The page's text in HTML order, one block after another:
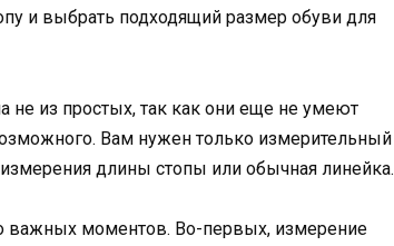
и выбрать подходящий размер обуви для
из простых, так как они еще не умеют
Вам нужен только измерительный
длины стопы или обычная линейка.
важных моментов. Во-первых, измерение